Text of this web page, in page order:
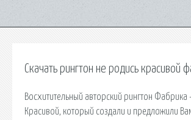
Скачать рингтон не родись красивой
Восхитительный авторский рингтон Фабрика
Красивой, который создали и предложили